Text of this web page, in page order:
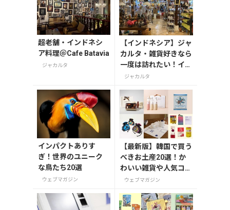
超老舗・インドネシ
ア料理＠Cafe Batavia
ジャカルタ
【インドネシア】ジャ
カルタ・雑貨好きなら
一度は訪れたい！イン
ドネシアの魅力が詰ま
ジャカルタ
インパクトありす
ぎ！世界のユニーク
な鳥たち20選
ウェブマガジン
【最新版】韓国で買う
べきお土産20選！か
わいい雑貨や人気コス
メを紹介
ウェブマガジン